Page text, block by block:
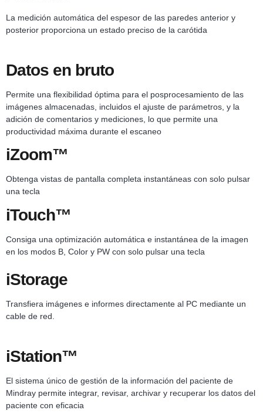
La medición automática del espesor de las paredes anterior y
posterior proporciona un estado preciso de la carótida
Datos en bruto
Permite una flexibilidad óptima para el posprocesamiento de las
imágenes almacenadas, incluidos el ajuste de parámetros, y la
adición de comentarios y mediciones, lo que permite una
productividad máxima durante el escaneo
iZoom™
Obtenga vistas de pantalla completa instantáneas con solo pulsar
una tecla
iTouch™
Consiga una optimización automática e instantánea de la imagen
en los modos B, Color y PW con solo pulsar una tecla
iStorage
Transfiera imágenes e informes directamente al PC mediante un
cable de red.
iStation™
El sistema único de gestión de la información del paciente de
Mindray permite integrar, revisar, archivar y recuperar los datos del
paciente con eficacia